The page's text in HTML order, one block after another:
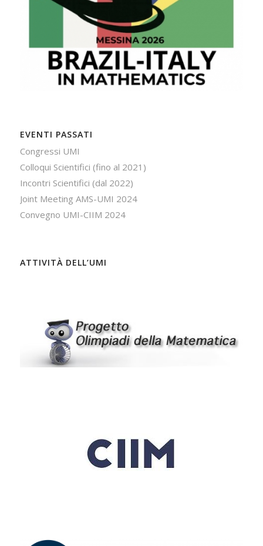
EVENTI PASSATI
Congressi UMI
Colloqui Scientifici (fino al 2021)
Incontri Scientifici (dal 2022)
Joint Meeting AMS-UMI 2024
Convegno UMI-CIIM 2024
ATTIVITÀ DELL’UMI